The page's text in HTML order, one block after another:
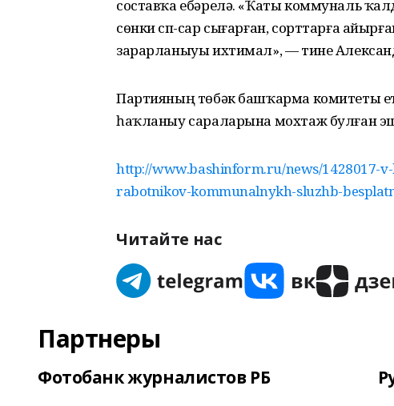
составҡа ебәрелә. «Ҡаты коммуналь
сөнки сүп-сар сығарған, сорттарға
зарарланыуы ихтимал», — тине
Партияның төбәк башҡарма комитеты
һаҡланыу сараларына мохтаж булған
http://www.bashinform.ru/news/1428017-
rabotnikov-kommunalnykh-sluzhb-
Читайте нас
Партнеры
Фотобанк журналистов РБ